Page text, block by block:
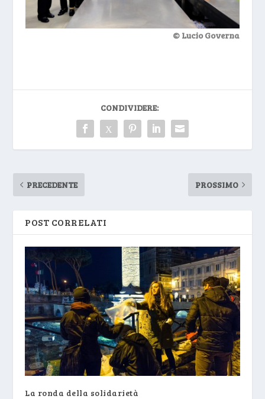
© Lucio Governa
CONDIVIDERE:
PRECEDENTE PROSSIMO
POST CORRELATI
La ronda della solidarietà